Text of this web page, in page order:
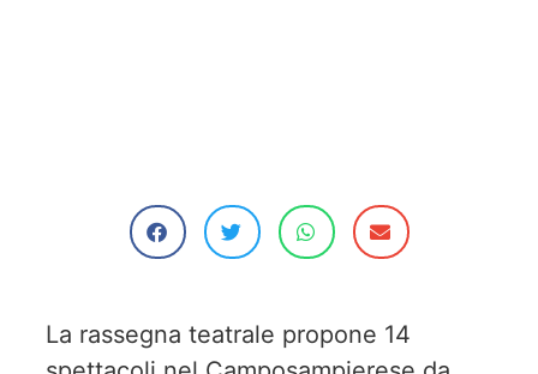
La rassegna teatrale propone 14